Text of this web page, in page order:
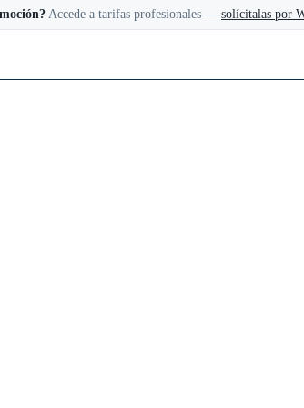
Accede a tarifas profesionales — solícitalas por